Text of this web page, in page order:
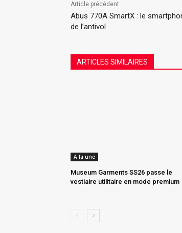
Article précédent
Abus 770A SmartX : le
de l’antivol
ARTICLES SIMILAIRES
A la une
Museum Garments SS26 passe le
vestiaire utilitaire en mode premium